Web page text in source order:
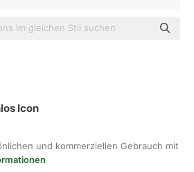
Icon
und kommerziellen Gebrauch mit